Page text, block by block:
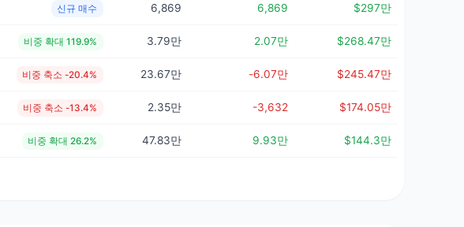
신규 매수 6,869 6,869 $297만
비중 확대 119.9% 3.79만 2.07만 $268.47만
비중 축소 -20.4% 23.67만 -6.07만 $245.47만
비중 축소 -13.4% 2.35만 -3,632 $174.05만
비중 확대 26.2% 47.83만 9.93만 $144.3만